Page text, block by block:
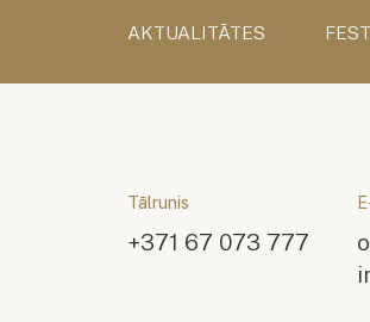
AKTUALITĀTES
Tālrunis
+371 67 073 777